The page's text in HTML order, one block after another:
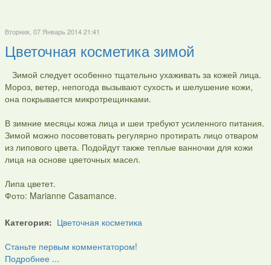
Вторник, 07 Январь 2014 21:41
Цветочная косметика зимой
Зимой следует особенно тщательно ухаживать за кожей лица.
Мороз, ветер, непогода вызывают сухость и шелушение кожи,
она покрывается микротрещинками.
В зимние месяцы кожа лица и шеи требуют усиленного питания.
Зимой можно посоветовать регулярно протирать лицо отваром
из липового цвета. Подойдут также теплые ванночки для кожи
лица на основе цветочных масел.
Липа цветет.
Фото: Marianne Casamance.
Категория: Цветочная косметика
Станьте первым комментатором!
Подробнее ...